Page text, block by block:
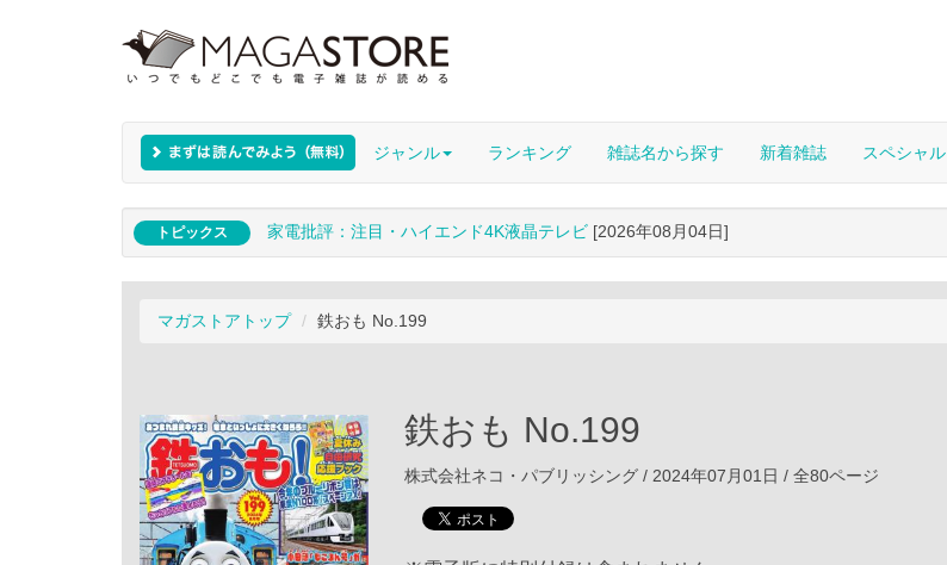
ジャンル ランキング 雑誌名から探す 新着雑誌 スペシャル
トピックス 家電批評：注目・ハイエンド4K液晶テレビ [2026年08月04日]
マガストアトップ 鉄おも No.199
鉄おも No.199
株式会社ネコ・パブリッシング / 2024年07月01日 / 全80ページ